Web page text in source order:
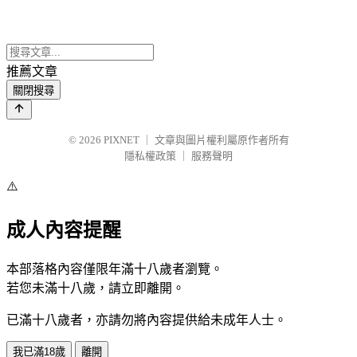
推薦文章
關閉搜尋
© 2026 PIXNET
文章與圖片權利屬原作者所有
隱私權政策
服務聲明
⚠️
成人內容提醒
本部落格內容僅限年滿十八歲者瀏覽。
若您未滿十八歲，請立即離開。
已滿十八歲者，亦請勿將內容提供給未成年人士。
我已滿18歲 離開